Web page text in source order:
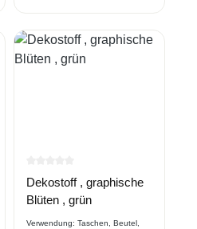
von 0 von 5 Sternen
Durchschnittliche Bewertung
Dekostoff , graphische
Blüten , grün
Verwendung: Taschen, Beutel,